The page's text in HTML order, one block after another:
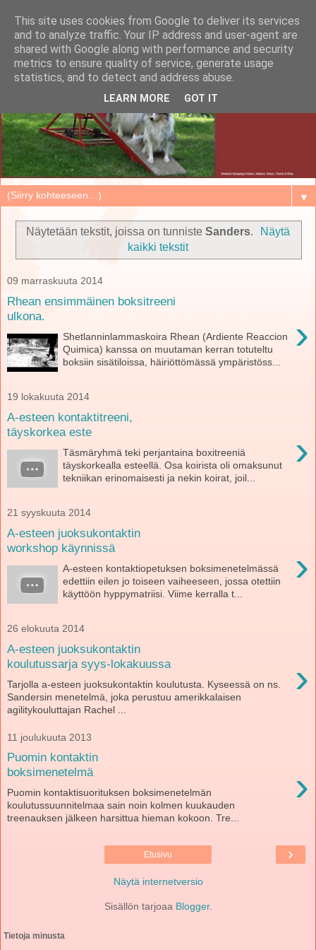
▼
Näytetään tekstit, joissa on tunniste Sanders.
Näytä
kaikki tekstit
09 marraskuuta 2014
Rhean ensimmäinen boksitreeni
ulkona.
›
Shetlanninlammaskoira Rhean (Ardiente Reaccion
Quimica) kanssa on muutaman kerran totuteltu
boksiin sisätiloissa, häiriöttömässä ympäristöss...
19 lokakuuta 2014
A-esteen kontaktitreeni,
täyskorkea este
›
Täsmäryhmä teki perjantaina boxitreeniä
täyskorkealla esteellä. Osa koirista oli omaksunut
tekniikan erinomaisesti ja nekin koirat, joil...
21 syyskuuta 2014
A-esteen juoksukontaktin
workshop käynnissä
›
A-esteen kontaktiopetuksen boksimenetelmässä
edettiin eilen jo toiseen vaiheeseen, jossa otettiin
käyttöön hyppymatriisi. Viime kerralla t...
26 elokuuta 2014
A-esteen juoksukontaktin
koulutussarja syys-lokakuussa
›
Tarjolla a-esteen juoksukontaktin koulutusta. Kyseessä on ns.
Sandersin menetelmä, joka perustuu amerikkalaisen
agilitykouluttajan Rachel ...
11 joulukuuta 2013
Puomin kontaktin
boksimenetelmä
›
Puomin kontaktisuorituksen boksimenetelmän
koulutussuunnitelmaa sain noin kolmen kuukauden
treenauksen jälkeen harsittua hieman kokoon. Tre...
›
Etusivu
Näytä internetversio
Sisällön tarjoaa Blogger.
Tietoja minusta
This site uses cookies from Google to deliver its services
and to analyze traffic. Your IP address and user-agent are
shared with Google along with performance and security
metrics to ensure quality of service, generate usage
statistics, and to detect and address abuse.
LEARN MORE GOT IT